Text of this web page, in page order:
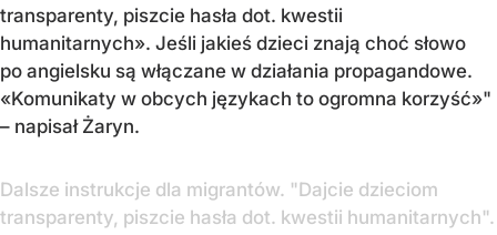
transparenty, piszcie hasła dot. kwestii
humanitarnych». Jeśli jakieś dzieci znają choć słowo
po angielsku są włączane w działania propagandowe.
«Komunikaty w obcych językach to ogromna korzyść»"
– napisał Żaryn.
Dalsze instrukcje dla migrantów. "Dajcie dzieciom
transparenty, piszcie hasła dot. kwestii humanitarnych".